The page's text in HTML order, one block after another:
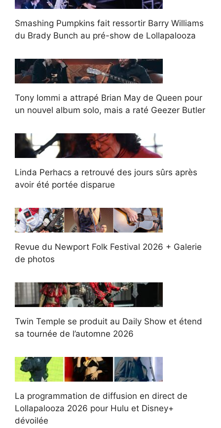
Smashing Pumpkins fait ressortir Barry Williams
du Brady Bunch au pré-show de Lollapalooza
Tony Iommi a attrapé Brian May de Queen pour
un nouvel album solo, mais a raté Geezer Butler
Linda Perhacs a retrouvé des jours sûrs après
avoir été portée disparue
Revue du Newport Folk Festival 2026 + Galerie
de photos
Twin Temple se produit au Daily Show et étend
sa tournée de l’automne 2026
La programmation de diffusion en direct de
Lollapalooza 2026 pour Hulu et Disney+
dévoilée